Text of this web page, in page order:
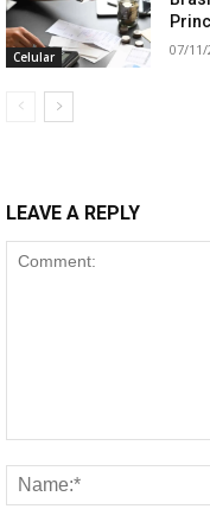
Celular 07/11/
LEAVE A REPLY